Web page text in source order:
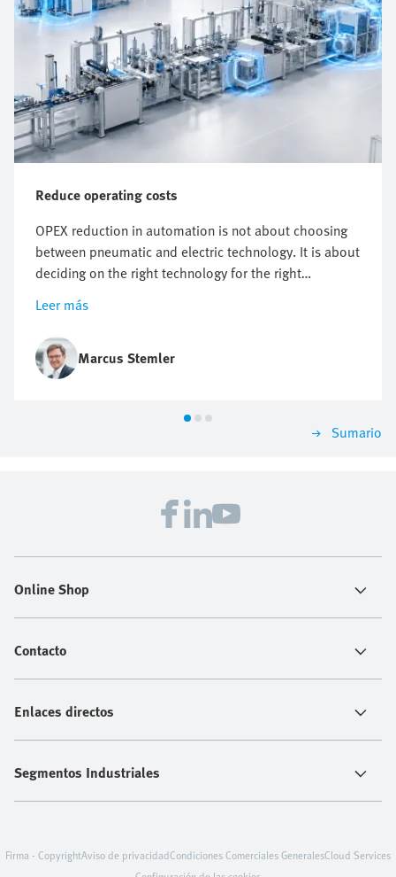
Reduce operating costs
OPEX reduction in automation is not about choosing
between pneumatic and electric technology. It is about
deciding on the right technology for the right
application. It starts with knowing where costs actually
arise. But however useful energy targets, compressed
air reduction and electrification plans are, they do not
automatically point to one technology.
Leer más
Marcus Stemler
Sumario
Online Shop
Contacto
Enlaces directos
Segmentos Industriales
Firma - CopyrightAviso de privacidadCondiciones Comerciales GeneralesCloud Services